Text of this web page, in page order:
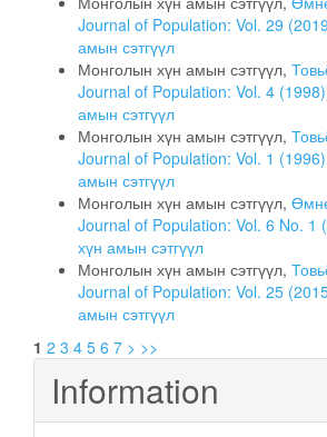
Journal of Population: Vol. 29
амын сэтгүүл
Монголын хүн амын сэтгүүл,
Journal of Population: Vol. 4
амын сэтгүүл
Монголын хүн амын сэтгүүл,
Journal of Population: Vol. 1
амын сэтгүүл
Монголын хүн амын сэтгүүл,
Journal of Population: Vol. 6 No. 1
хүн амын сэтгүүл
Монголын хүн амын сэтгүүл,
Journal of Population: Vol. 25
амын сэтгүүл
1 2 3 4 5 6 7 > >>
Information